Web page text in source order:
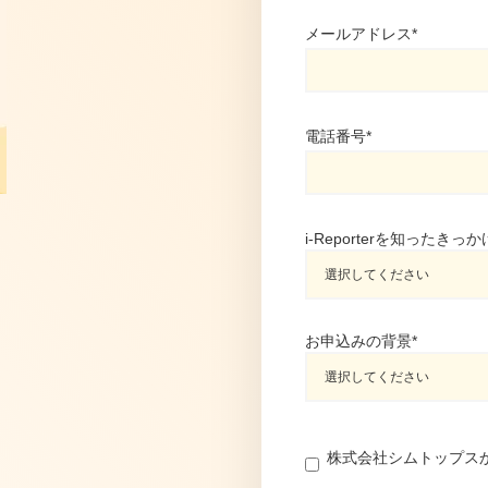
メールアドレス*
電話番号*
i-Reporterを知ったきっか
お申込みの背景*
株式会社シムトップス